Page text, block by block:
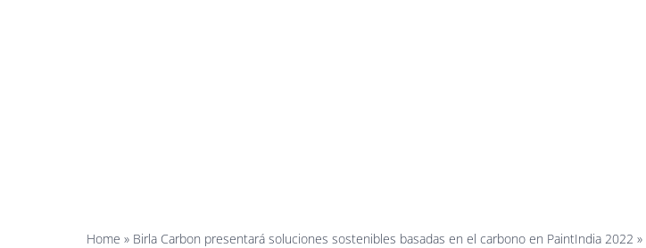
Home » Birla Carbon presentará soluciones sostenibles basadas en el carbono en PaintIndia 2022 »